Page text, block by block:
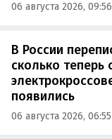
06 августа 2026, 09:56
В России
сколько теперь
появились
06 августа 2026, 06:55